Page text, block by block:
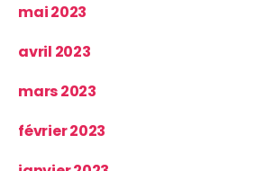
mai 2023
avril 2023
mars 2023
février 2023